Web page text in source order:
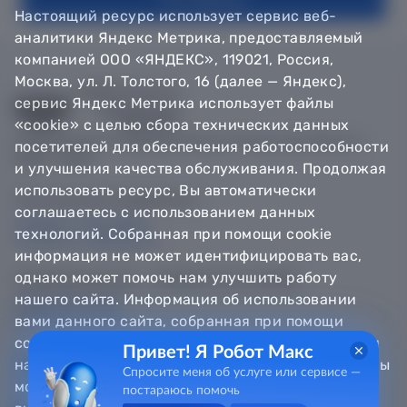
© Департамент информатизации Тюменской области,
Техническая поддержка
Сообщить об ошибке
Направить обращение
Информационно - справочная служба
8 800 100-12-90
8 3452 56-63-30
Настоящий ресурс использует сервис веб-
аналитики Яндекс Метрика, предоставляемый
компанией ООО «ЯНДЕКС», 119021, Россия,
Москва, ул. Л. Толстого, 16 (далее — Яндекс),
сервис Яндекс Метрика использует файлы
«cookie» с целью сбора технических данных
посетителей для обеспечения работоспособности
и улучшения качества обслуживания. Продолжая
использовать ресурс, Вы автоматически
соглашаетесь с использованием данных
технологий. Собранная при помощи cookie
информация не может идентифицировать вас,
однако может помочь нам улучшить работу
нашего сайта. Информация об использовании
вами данного сайта, собранная при помощи
cookie, будет передаваться Яндексу и храниться
на сервере Яндекса в Российской Федерации. Вы
можете отказаться от использования «cookie»,
Привет! Я Робот Макс
Спросите меня об услуге или сервисе —
постараюсь помочь